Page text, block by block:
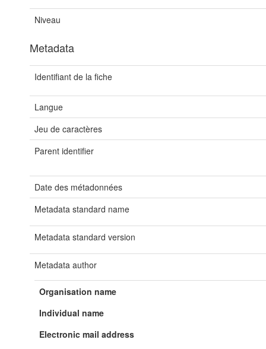
Niveau
Metadata
Identifiant de la fiche
Langue
Jeu de caractères
Parent identifier
Date des métadonnées
Metadata standard name
Metadata standard version
Metadata author
Organisation name
Individual name
Electronic mail address